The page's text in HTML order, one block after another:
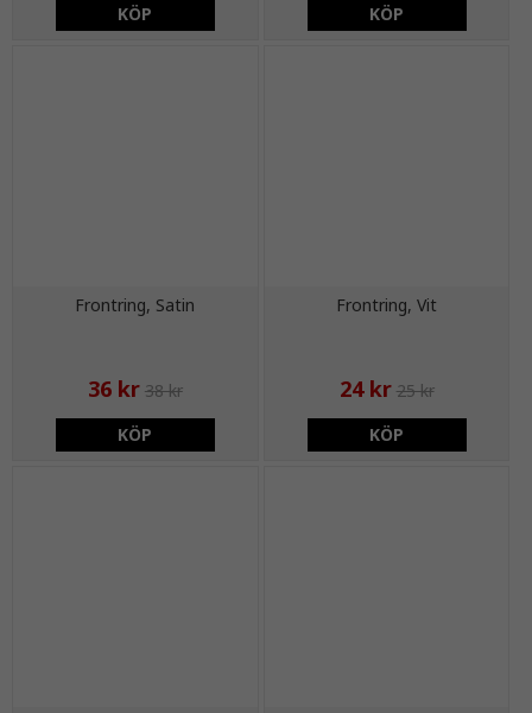
KÖP
KÖP
Frontring, Satin
36 kr 38 kr
KÖP
Frontring, Vit
24 kr 25 kr
KÖP